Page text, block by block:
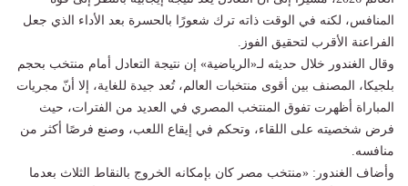
المنافس، لكنه في الوقت ذاته ترك شعورًا بالحسرة بعد الأداء الذي جعل
الفراعنة الأقرب لتحقيق الفوز.
وقال الغندور خلال حديثه لـ«الرياضية» إن نتيجة التعادل أمام منتخب بحجم
بلجيكا، المصنف بين أقوى منتخبات العالم، تُعد جيدة للغاية، إلا أنّ مجريات
المباراة أظهرت تفوق المنتخب المصري في العديد من الفترات، حيث
فرض شخصيته على اللقاء، وتحكم في إيقاع اللعب، وصنع فرصًا أكثر من
منافسه.
وأضاف الغندور: «منتخب مصر كان بإمكانه الخروج بالنقاط الثلاث بعدما